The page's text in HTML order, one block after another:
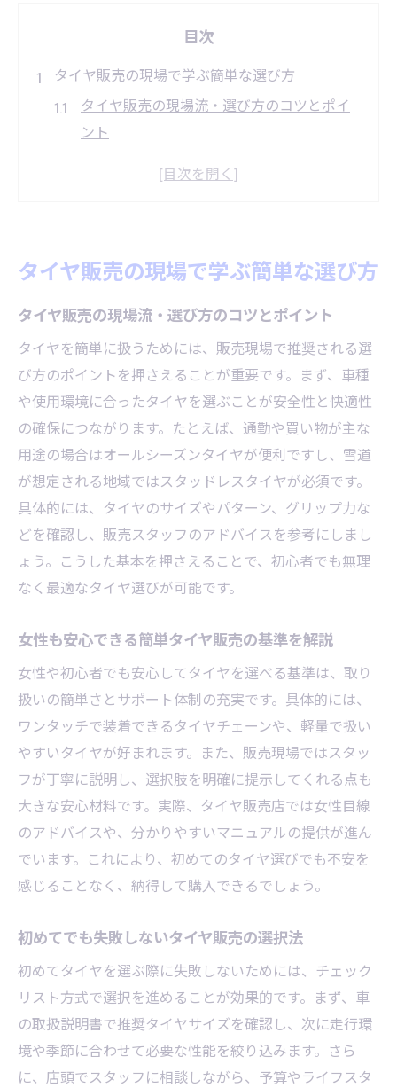
目次
タイヤ販売の現場で学ぶ簡単な選び方
タイヤ販売の現場流・選び方のコツとポイ
ント
女性も安心できる簡単タイヤ販売の基準を
タイヤ販売で注目すべき簡単チェック項目
タイヤ販売の簡単比較術と選びの新常識
女性目線で見るタイヤチェーン装着術
タイヤ販売スタッフ直伝の簡単装着術とは
タイヤチェーン簡単女性向け装着の秘訣
布製やワンタッチタイプの簡単さを解説
タイヤ販売現場で学ぶ女性に優しい装着法
非金属チェーンで簡単安心な冬支度ポイン
ト
タイヤ販売の知識で分かる装着ミス回避法
タイヤチェーンは使い捨ても選択肢に
使い捨てタイプの簡単装着ポイント徹底解
説
女性にも人気な簡単使い捨てチェーンの魅
力
タイヤ販売で選べる使い捨て商品の比較法
簡単さ重視派におすすめの使い捨てチェー
ン
タイヤ販売から見た使い捨て選択の注意点
初心者が避けたいタイヤ交換の落とし穴
タイヤ販売のプロが教える交換NG行為
初心者女性にも多い交換時の失敗例紹介
訣
慣れない交換時の注意点をタイヤ販売が伝
授
タイヤ販売現場で多いトラブルを徹底解説
タイヤ販売の現場で学ぶ簡単な選び方
タイヤ販売の現場流・選び方のコツとポイント
タイヤを簡単に扱うためには、販売現場で推奨される選
び方のポイントを押さえることが重要です。まず、車種
や使用環境に合ったタイヤを選ぶことが安全性と快適性
の確保につながります。たとえば、通勤や買い物が主な
用途の場合はオールシーズンタイヤが便利ですし、雪道
が想定される地域ではスタッドレスタイヤが必須です。
具体的には、タイヤのサイズやパターン、グリップ力な
どを確認し、販売スタッフのアドバイスを参考にしまし
ょう。こうした基本を押さえることで、初心者でも無理
なく最適なタイヤ選びが可能です。
女性も安心できる簡単タイヤ販売の基準を解説
女性や初心者でも安心してタイヤを選べる基準は、取り
扱いの簡単さとサポート体制の充実です。具体的には、
ワンタッチで装着できるタイヤチェーンや、軽量で扱い
やすいタイヤが好まれます。また、販売現場ではスタッ
フが丁寧に説明し、選択肢を明確に提示してくれる点も
大きな安心材料です。実際、タイヤ販売店では女性目線
のアドバイスや、分かりやすいマニュアルの提供が進ん
でいます。これにより、初めてのタイヤ選びでも不安を
感じることなく、納得して購入できるでしょう。
初めてでも失敗しないタイヤ販売の選択法
初めてタイヤを選ぶ際に失敗しないためには、チェック
リスト方式で選択を進めることが効果的です。まず、車
の取扱説明書で推奨タイヤサイズを確認し、次に走行環
境や季節に合わせて必要な性能を絞り込みます。さら
に、店頭でスタッフに相談しながら、予算やライフスタ